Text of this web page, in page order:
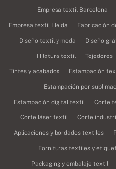
Empresa textil Barcelona
Empresa textil Lleida Fabricación
Diseño textil y moda Diseño
Hilatura textil Tejedores
Tintes y acabados Estampación
Estampación por
Estampación digital textil Corte
Corte láser textil Corte
Aplicaciones y bordados textiles
Fornituras textiles y
Packaging y embalaje textil